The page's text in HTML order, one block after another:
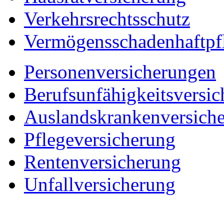
Verkehrsrechtsschutz
Personenversicherungen
Pflegeversicherung
Rentenversicherung
Unfallversicherung